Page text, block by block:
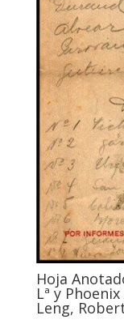
Hoja
Lª y
Leng,